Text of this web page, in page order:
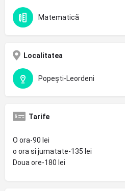
Matematică
Localitatea
Popești-Leordeni
Tarife
O ora-90 lei
o ora si jumatate-135 lei
Doua ore-180 lei